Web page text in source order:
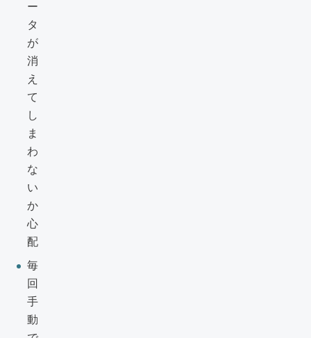
ー
タ
が
消
え
て
し
ま
わ
な
い
か
心
配
毎
回
手
動